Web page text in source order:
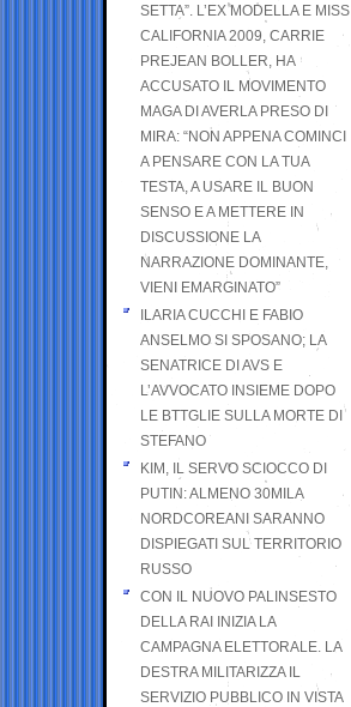
SETTA”. L’EX MODELLA E MISS
CALIFORNIA 2009, CARRIE
PREJEAN BOLLER, HA
ACCUSATO IL MOVIMENTO
MAGA DI AVERLA PRESO DI
MIRA: “NON APPENA COMINCI
A PENSARE CON LA TUA
TESTA, A USARE IL BUON
SENSO E A METTERE IN
DISCUSSIONE LA
NARRAZIONE DOMINANTE,
VIENI EMARGINATO”
ILARIA CUCCHI E FABIO
ANSELMO SI SPOSANO; LA
SENATRICE DI AVS E
L’AVVOCATO INSIEME DOPO
LE BTTGLIE SULLA MORTE DI
STEFANO
KIM, IL SERVO SCIOCCO DI
PUTIN: ALMENO 30MILA
NORDCOREANI SARANNO
DISPIEGATI SUL TERRITORIO
RUSSO
CON IL NUOVO PALINSESTO
DELLA RAI INIZIA LA
CAMPAGNA ELETTORALE. LA
DESTRA MILITARIZZA IL
SERVIZIO PUBBLICO IN VISTA